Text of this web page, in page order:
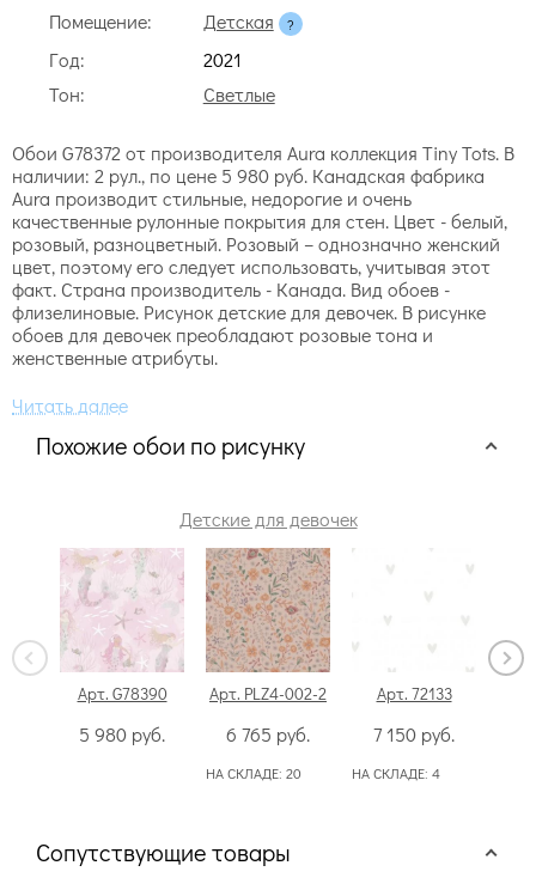
Помещение:
Детская
Год:
2021
Тон:
Светлые
Обои G78372 от производителя Aura коллекция Tiny Tots. В
наличии: 2 рул., по цене 5 980 руб. Канадская фабрика
Aura производит стильные, недорогие и очень
качественные рулонные покрытия для стен. Цвет - белый,
розовый, разноцветный. Розовый – однозначно женский
цвет, поэтому его следует использовать, учитывая этот
факт. Страна производитель - Канада. Вид обоев -
флизелиновые. Рисунок детские для девочек. В рисунке
обоев для девочек преобладают розовые тона и
женственные атрибуты.
Похожие обои по рисунку
Детские для девочек
Арт. G78390
5 980 руб.
Арт. PLZ4-002-2
6 765 руб.
НА СКЛАДЕ: 20
Арт. 72133
7 150 руб.
НА СКЛАДЕ: 4
Сопутствующие товары